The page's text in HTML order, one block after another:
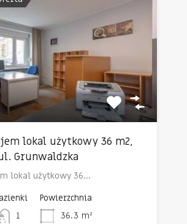
lokal użytkowy 36 m2,
Grunwaldzka
lokal użytkowy 36…
1
Powierzchnia
36.3 m²